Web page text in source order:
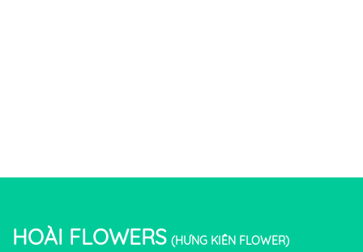
HOÀI FLOWERS (HƯNG KIÊN FLOWER)